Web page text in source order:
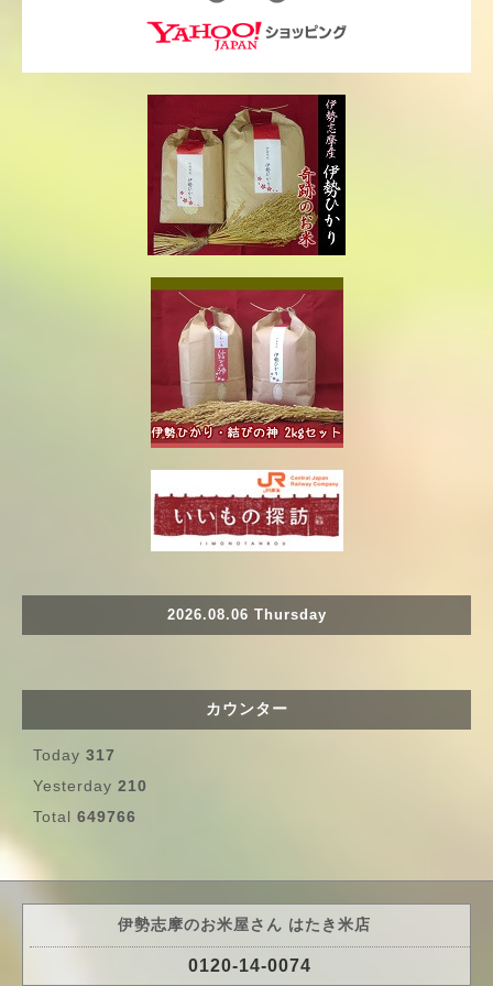
2026.08.06 Thursday
カウンター
Today 317
Yesterday 210
Total 649766
伊勢志摩のお米屋さん はたき米店
0120-14-0074